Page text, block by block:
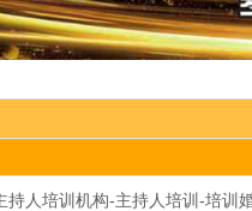
人培训机构-主持人培训-培训